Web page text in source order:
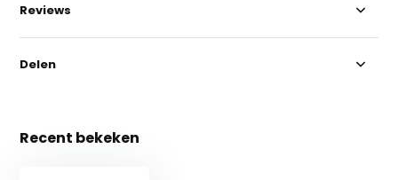
Reviews
Delen
Recent bekeken